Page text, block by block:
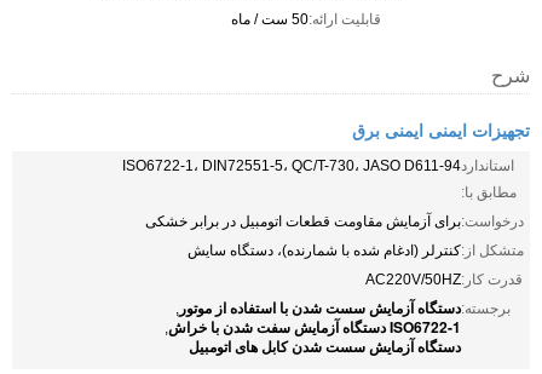
قابلیت ارائه:50 ست / ماه
شرح
تجهیزات ایمنی ایمنی برق
استاندارد
مطابق با:
ISO6722-1، DIN72551-5، QC/T-730، JASO D611-94
درخواست:برای آزمایش مقاومت قطعات اتومبیل در برابر خشکی
متشکل از:کنترلر (ادغام شده با شمارنده)، دستگاه سایش
قدرت کار:AC220V/50HZ
برجسته:دستگاه آزمایش سست شدن با استفاده از موتور ,
ISO6722-1 دستگاه آزمایش سفت شدن با خراش ,
دستگاه آزمایش سست شدن کابل های اتومبیل